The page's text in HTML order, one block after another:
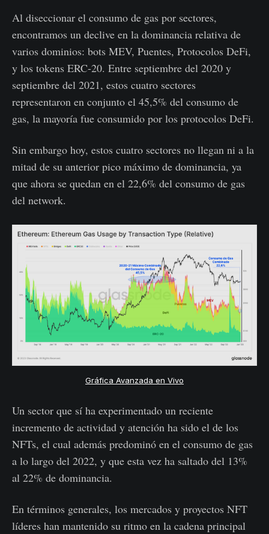
Al diseccionar el consumo de gas por sectores,
encontramos un declive en la dominancia relativa de
varios dominios: bots MEV, Puentes, Protocolos DeFi,
y los tokens ERC-20. Entre septiembre del 2020 y
septiembre del 2021, estos cuatro sectores
representaron en conjunto el 45,5% del consumo de
gas, la mayoría fue consumido por los protocolos DeFi.
Sin embargo hoy, estos cuatro sectores no llegan ni a la
mitad de su anterior pico máximo de dominancia, ya
que ahora se quedan en el 22,6% del consumo de gas
del network.
Gráfica Avanzada en Vivo
Un sector que sí ha experimentado un reciente
incremento de actividad y atención ha sido el de los
NFTs, el cual además predominó en el consumo de gas
a lo largo del 2022, y que esta vez ha saltado del 13%
al 22% de dominancia.
En términos generales, los mercados y proyectos NFT
líderes han mantenido su ritmo en la cadena principal